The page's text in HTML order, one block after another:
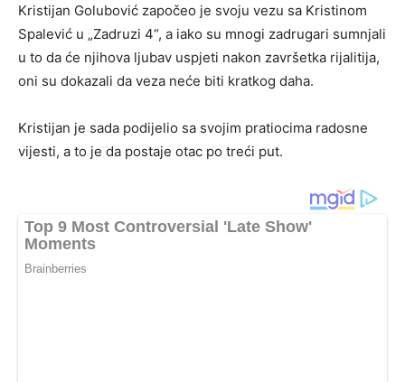
Kristijan Golubović započeo je svoju vezu sa Kristinom
Spalević u „Zadruzi 4“, a iako su mnogi zadrugari sumnjali
u to da će njihova ljubav uspjeti nakon završetka rijalitija,
oni su dokazali da veza neće biti kratkog daha.
Kristijan je sada podijelio sa svojim pratiocima radosne
vijesti, a to je da postaje otac po treći put.